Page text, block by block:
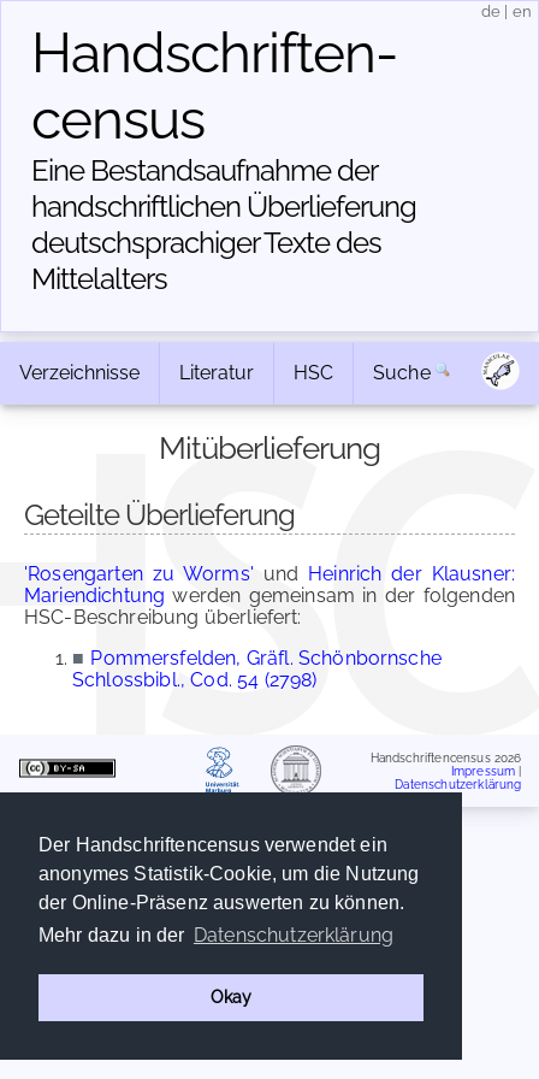
Der Handschriftencensus verwendet ein
anonymes Statistik-Cookie, um die Nutzung
der Online-Präsenz auswerten zu können.
Mehr dazu in der Datenschutzerklärung
Okay
Handschriften­
census
Eine Bestandsaufnahme der
handschriftlichen Über­lieferung
deutschsprachiger Texte des
Mittelalters
de en
Verzeichnisse Literatur HSC Suche
Mitüberlieferung
Geteilte Überlieferung
'Rosengarten zu Worms' und Heinrich der Klausner:
Mariendichtung werden gemeinsam in der folgenden
HSC-Beschreibung überliefert:
■ Pommersfelden, Gräfl. Schönbornsche
Schlossbibl., Cod. 54 (2798)
Handschriftencensus 2026
Impressum
Datenschutzerklärung